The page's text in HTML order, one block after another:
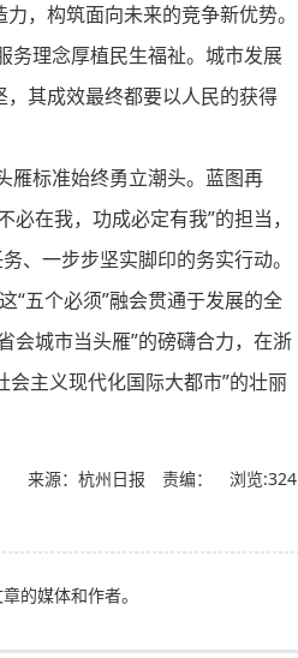
，构筑面向未来的竞争新优势。
务理念厚植民生福祉。城市发展
其成效最终都要以人民的获得
雁标准始终勇立潮头。蓝图再
在我，功成必定有我”的担当，
、一步步坚实脚印的务实行动。
五个必须”融会贯通于发展的全
会城市当头雁”的磅礴合力，在浙
会主义现代化国际大都市”的壮丽
来源：杭州日报 责编： 浏览:324
的媒体和作者。